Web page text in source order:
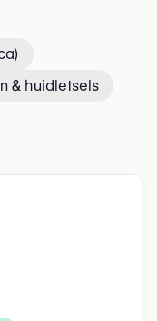
& huidletsels